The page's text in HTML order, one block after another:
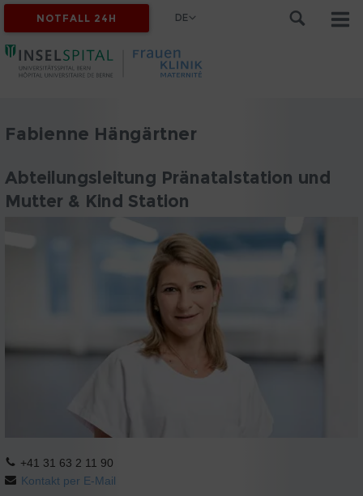
NOTFALL 24H DE
Fabienne Hängärtner
Abteilungsleitung Pränatalstation und
Mutter & Kind Station
+41 31 63 2 11 90
Kontakt per E-Mail